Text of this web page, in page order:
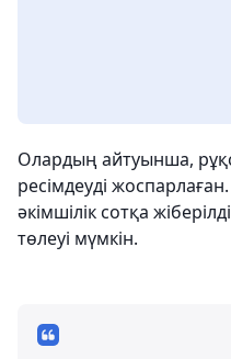
Олардың айтуынша,
ресімдеуді
әкімшілік сотқа
төлеуі мүмкін.